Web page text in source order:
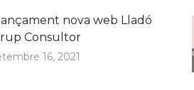
nova web Lladó
Consultor
16, 2021